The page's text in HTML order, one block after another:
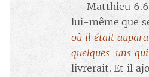
🔘 Matthieu
lui-même que
où il était
quelques-uns
livrerait. Et il